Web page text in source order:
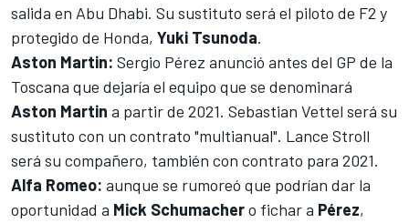
salida en Abu Dhabi. Su sustituto será el piloto de F2 y
protegido de Honda, Yuki Tsunoda.
ANZEIGE
Aston Martin: Sergio Pérez anunció antes del GP de la
Toscana que dejaría el equipo que se denominará
Aston Martin a partir de 2021. Sebastian Vettel será su
sustituto con un contrato "multianual". Lance Stroll
será su compañero, también con contrato para 2021.
Alfa Romeo: aunque se rumoreó que podrían dar la
oportunidad a Mick Schumachero fichar a Pérez,